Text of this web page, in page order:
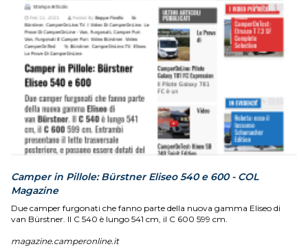
Camper in Pillole: Bürstner Eliseo 540 e 600 - COL
Magazine
Due camper furgonati che fanno parte della nuova gamma Eliseo di
van Bürstner. Il C 540 è lungo 541 cm, il C 600 599 cm.
magazine.camperonline.it